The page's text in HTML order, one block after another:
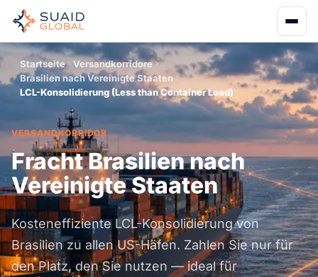
Startseite
Versandkorridore
Brasilien nach Vereinigte Staaten
LCL-Konsolidierung (Less than Container Load)
VERSANDKORRIDOR
Fracht Brasilien nach
Vereinigte Staaten
Kosteneffiziente LCL-Konsolidierung von
Brasilien zu allen US-Häfen. Zahlen Sie nur für
den Platz, den Sie nutzen — ideal für